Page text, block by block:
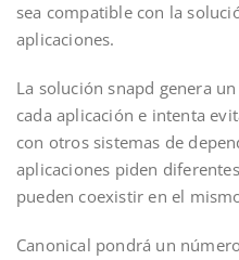
sea compatible con la
aplicaciones.
La solución snapd genera
cada aplicación e intenta
con otros sistemas de
aplicaciones piden
pueden coexistir en el
Canonical pondrá un